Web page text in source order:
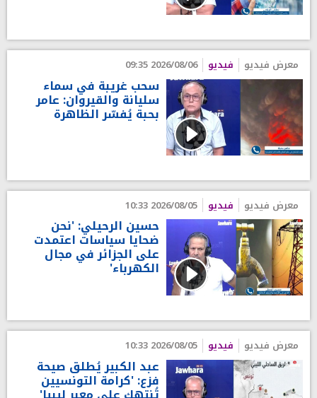
معرض فيديو فيديو 2026/08/06 09:35
سحب غريبة في سماء
سليانة والقيروان: عامر
بحبة يُفسّر الظاهرة
معرض فيديو فيديو 2026/08/05 10:33
حسين الرحيلي: 'نحن
ضحايا سياسات اعتمدت
على الجزائر في مجال
الكهرباء'
معرض فيديو فيديو 2026/08/05 10:33
عبد الكبير يُطلق صيحة
فزع: 'كرامة التونسيين